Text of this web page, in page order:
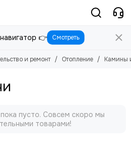
👉 Смотреть
и ремонт Отопление Камины
пусто. Совсем скоро мы
товарами!